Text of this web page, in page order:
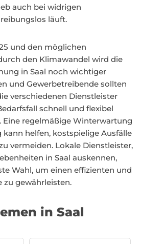
auch bei widrigen
läuft.
und den möglichen
den Klimawandel wird die
in Saal noch wichtiger
und Gewerbetreibende sollten
verschiedenen Dienstleister
schnell und flexibel
Eine regelmäßige Winterwartung
helfen, kostspielige Ausfälle
vermeiden. Lokale Dienstleister,
in Saal auskennen,
Wahl, um einen effizienten und
zu gewährleisten.
in Saal